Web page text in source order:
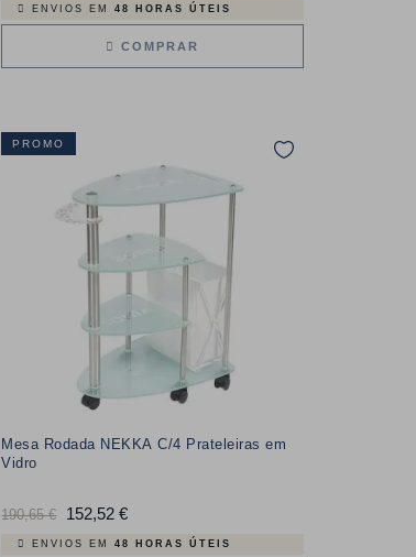
ENVIOS EM48 HORAS ÚTEIS
COMPRAR
PROMO
Mesa Rodada NEKKA C/4 Prateleiras em
Vidro
Preço
normal
190,65 € 152,52 €Preço
ENVIOS EM48 HORAS ÚTEIS